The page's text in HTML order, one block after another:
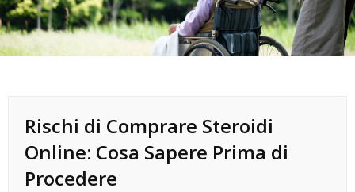
Rischi di Comprare Steroidi
Online: Cosa Sapere Prima di
Procedere